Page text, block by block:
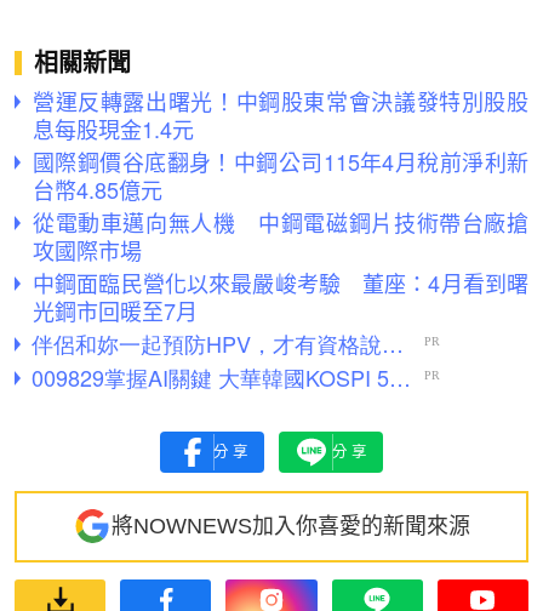
相關新聞
營運反轉露出曙光！中鋼股東常會決議發特別股股
息每股現金1.4元
國際鋼價谷底翻身！中鋼公司115年4月稅前淨利新
台幣4.85億元
從電動車邁向無人機 中鋼電磁鋼片技術帶台廠搶
攻國際市場
中鋼面臨民營化以來最嚴峻考驗 董座：4月看到曙
光鋼市回暖至7月
分享 分享
將NOWNEWS加入你喜愛的新聞來源